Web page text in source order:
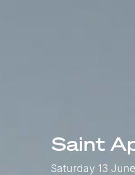
Saint
Saturday 13